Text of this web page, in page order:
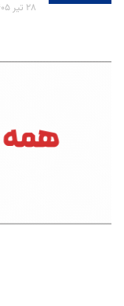
۲۸ تیر ۱۴۰۵